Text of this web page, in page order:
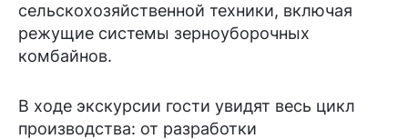
сельскохозяйственной техники, включая
режущие системы зерноуборочных
комбайнов.
В ходе экскурсии гости увидят весь цикл
производства: от разработки